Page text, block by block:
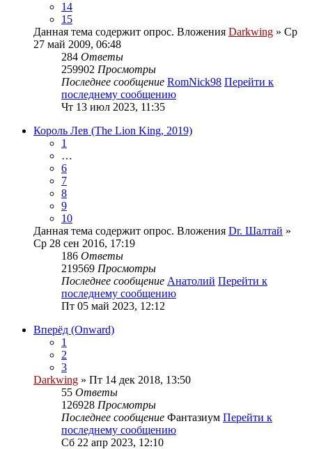
14
15
Данная тема содержит опрос. Вложения Darkwing » Ср
27 май 2009, 06:48
284 Ответы
259902 Просмотры
Последнее сообщение RomNick98 Перейти к
последнему сообщению
Чт 13 июл 2023, 11:35
Король Лев (The Lion King, 2019)
1
…
6
7
8
9
10
Данная тема содержит опрос. Вложения Dr. Шалтай »
Ср 28 сен 2016, 17:19
186 Ответы
219569 Просмотры
Последнее сообщение Анатолий Перейти к
последнему сообщению
Пт 05 май 2023, 12:12
Вперёд (Onward)
1
2
3
Darkwing » Пт 14 дек 2018, 13:50
55 Ответы
126928 Просмотры
Последнее сообщение Фантазиум Перейти к
последнему сообщению
Сб 22 апр 2023, 12:10